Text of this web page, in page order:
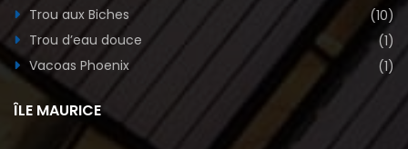
Trou aux Biches
(10)
Trou d’eau douce
(1)
Vacoas Phoenix
(1)
ÎLE MAURICE